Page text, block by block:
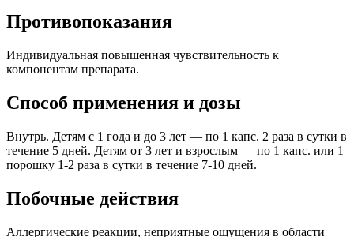
Противопоказания
Индивидуальная повышенная чувствительность к
компонентам препарата.
Способ применения и дозы
Внутрь. Детям с 1 года и до 3 лет — по 1 капс. 2 раза в сутки в
течение 5 дней. Детям от 3 лет и взрослым — по 1 капс. или 1
порошку 1-2 раза в сутки в течение 7-10 дней.
Побочные действия
Аллергические реакции, неприятные ощущения в области